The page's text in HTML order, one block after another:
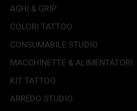
AGHI & GRIP
COLORI TATTOO
CONSUMABILE STUDIO
MACCHINETTE & ALIMENTATORI
KIT TATTOO
ARREDO STUDIO